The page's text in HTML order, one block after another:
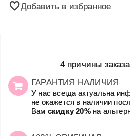
Добавить в избранное
4 причины
ГАРАНТИЯ НАЛИЧИЯ
У нас всегда актуальна
не окажется в наличии
Вам скидку 20%на